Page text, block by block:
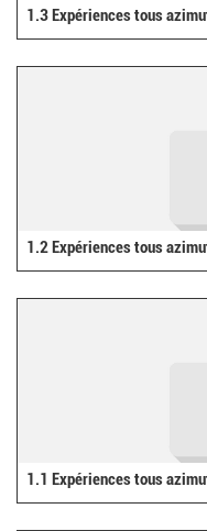
1.3 Expériences tous
1.2 Expériences tous
1.1 Expériences tous